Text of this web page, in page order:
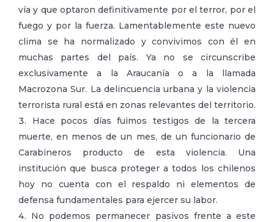
vía y que optaron definitivamente por el terror, por el
fuego y por la fuerza. Lamentablemente este nuevo
clima se ha normalizado y convivimos con él en
muchas partes del país. Ya no se circunscribe
exclusivamente a la Araucanía o a la llamada
Macrozona Sur. La delincuencia urbana y la violencia
terrorista rural está en zonas relevantes del territorio.
Hace pocos días fuimos testigos de la tercera
muerte, en menos de un mes, de un funcionario de
Carabineros producto de esta violencia. Una
institución que busca proteger a todos los chilenos
hoy no cuenta con el respaldo ni elementos de
defensa fundamentales para ejercer su labor.
No podemos permanecer pasivos frente a este